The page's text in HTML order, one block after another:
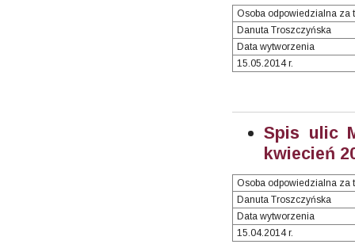
Osoba odpowiedzialna za
Danuta Troszczyńska
Data wytworzenia
15.05.2014 r.
Spis ulic
kwiecień
Osoba odpowiedzialna za
Danuta Troszczyńska
Data wytworzenia
15.04.2014 r.